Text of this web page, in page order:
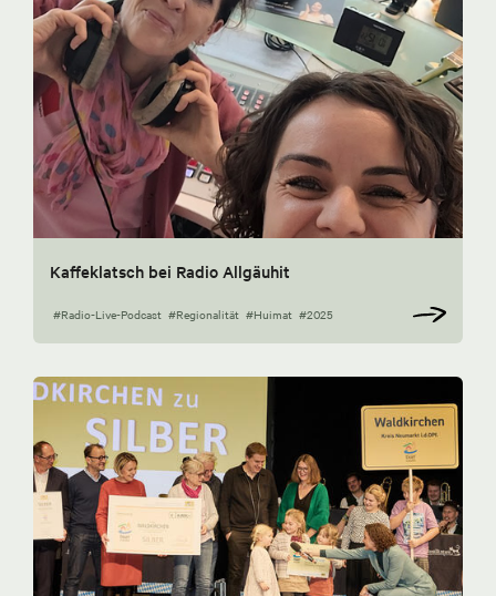
Kaffeklatsch bei Radio Allgäuhit
#Radio-Live-Podcast #Regionalität #Huimat #2025